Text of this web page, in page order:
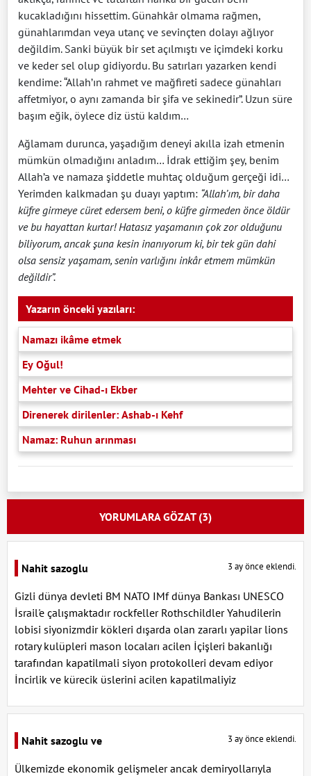
kucakladığını hissettim. Günahkâr olmama rağmen,
günahlarımdan veya utanç ve sevinçten dolayı ağlıyor
değildim. Sanki büyük bir set açılmıştı ve içimdeki korku
ve keder sel olup gidiyordu. Bu satırları yazarken kendi
kendime: “Allah’ın rahmet ve mağfireti sadece günahları
affetmiyor, o aynı zamanda bir şifa ve sekinedir”. Uzun süre
başım eğik, öylece diz üstü kaldım…
Ağlamam durunca, yaşadığım deneyi akılla izah etmenin
mümkün olmadığını anladım… İdrak ettiğim şey, benim
Allah’a ve namaza şiddetle muhtaç olduğum gerçeği idi…
Yerimden kalkmadan şu duayı yaptım: “Allah’ım, bir daha
küfre girmeye cüret edersem beni, o küfre girmeden önce öldür
ve bu hayattan kurtar! Hatasız yaşamanın çok zor olduğunu
biliyorum, ancak şuna kesin inanıyorum ki, bir tek gün dahi
olsa sensiz yaşamam, senin varlığını inkâr etmem mümkün
değildir”.
Yazarın önceki yazıları:
Namazı ikâme etmek
Ey Oğul!
Mehter ve Cihad-ı Ekber
Direnerek dirilenler: Ashab-ı Kehf
Namaz: Ruhun arınması
YORUMLARA GÖZAT (3)
Nahit sazoglu 3 ay önce eklendi.
Gizli dünya devleti BM NATO IMf dünya Bankası UNESCO
İsrail'e çalışmaktadır rockfeller Rothschildler Yahudilerin
lobisi siyonizmdir kökleri dışarda olan zararlı yapilar lions
rotary kulüpleri mason locaları acilen İçişleri bakanlığı
tarafından kapatilmali siyon protokolleri devam ediyor
İncirlik ve kürecik üslerini acilen kapatilmaliyiz
Nahit sazoglu ve 3 ay önce eklendi.
Ülkemizde ekonomik gelişmeler ancak demiryollarıyla